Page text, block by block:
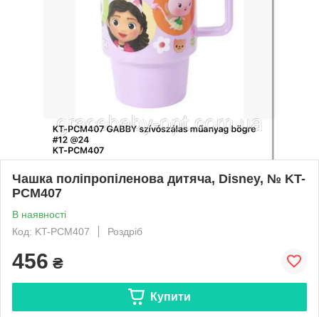
Чашка поліпропіленова дитяча, Disney, № KT-
PCM407
В наявності
Код: KT-PCM407
Роздріб
456 ₴
Купити